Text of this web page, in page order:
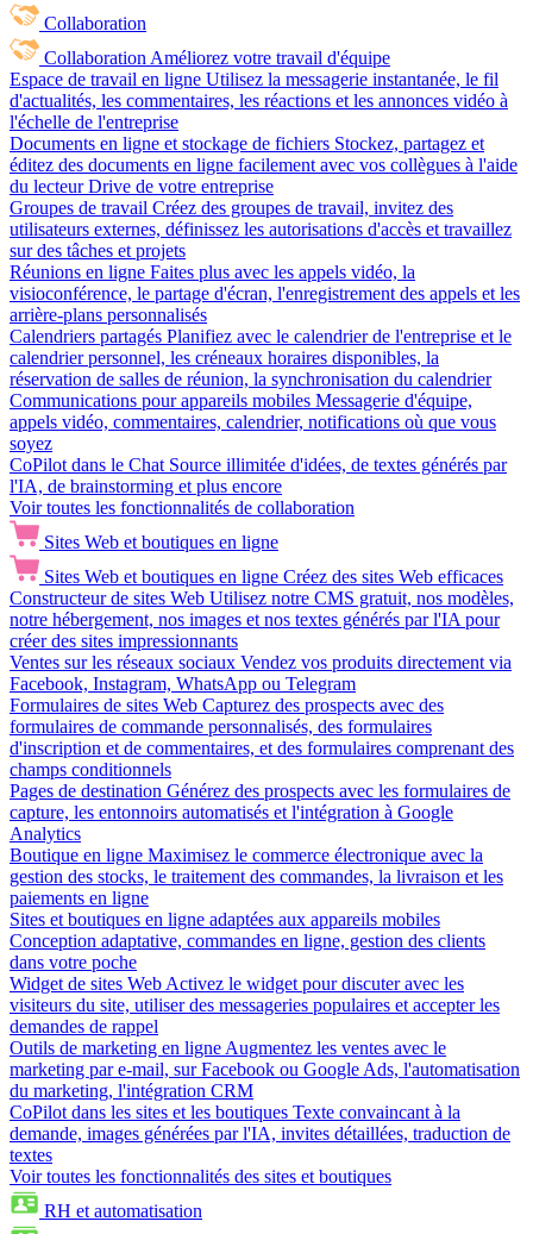
Collaboration
Collaboration Améliorez votre travail d'équipe
Espace de travail en ligne Utilisez la messagerie instantanée, le fil
d'actualités, les commentaires, les réactions et les annonces vidéo à
l'échelle de l'entreprise
Documents en ligne et stockage de fichiers Stockez, partagez et
éditez des documents en ligne facilement avec vos collègues à l'aide
du lecteur Drive de votre entreprise
Groupes de travail Créez des groupes de travail, invitez des
utilisateurs externes, définissez les autorisations d'accès et travaillez
sur des tâches et projets
Réunions en ligne Faites plus avec les appels vidéo, la
visioconférence, le partage d'écran, l'enregistrement des appels et les
arrière-plans personnalisés
Calendriers partagés Planifiez avec le calendrier de l'entreprise et le
calendrier personnel, les créneaux horaires disponibles, la
réservation de salles de réunion, la synchronisation du calendrier
Communications pour appareils mobiles Messagerie d'équipe,
appels vidéo, commentaires, calendrier, notifications où que vous
soyez
CoPilot dans le Chat Source illimitée d'idées, de textes générés par
l'IA, de brainstorming et plus encore
Voir toutes les fonctionnalités de collaboration
Sites Web et boutiques en ligne
Sites Web et boutiques en ligne Créez des sites Web efficaces
Constructeur de sites Web Utilisez notre CMS gratuit, nos modèles,
notre hébergement, nos images et nos textes générés par l'IA pour
créer des sites impressionnants
Ventes sur les réseaux sociaux Vendez vos produits directement via
Facebook, Instagram, WhatsApp ou Telegram
Formulaires de sites Web Capturez des prospects avec des
formulaires de commande personnalisés, des formulaires
d'inscription et de commentaires, et des formulaires comprenant des
champs conditionnels
Pages de destination Générez des prospects avec les formulaires de
capture, les entonnoirs automatisés et l'intégration à Google
Analytics
Boutique en ligne Maximisez le commerce électronique avec la
gestion des stocks, le traitement des commandes, la livraison et les
paiements en ligne
Sites et boutiques en ligne adaptées aux appareils mobiles
Conception adaptative, commandes en ligne, gestion des clients
dans votre poche
Widget de sites Web Activez le widget pour discuter avec les
visiteurs du site, utiliser des messageries populaires et accepter les
demandes de rappel
Outils de marketing en ligne Augmentez les ventes avec le
marketing par e-mail, sur Facebook ou Google Ads, l'automatisation
du marketing, l'intégration CRM
CoPilot dans les sites et les boutiques Texte convaincant à la
demande, images générées par l'IA, invites détaillées, traduction de
textes
Voir toutes les fonctionnalités des sites et boutiques
RH et automatisation